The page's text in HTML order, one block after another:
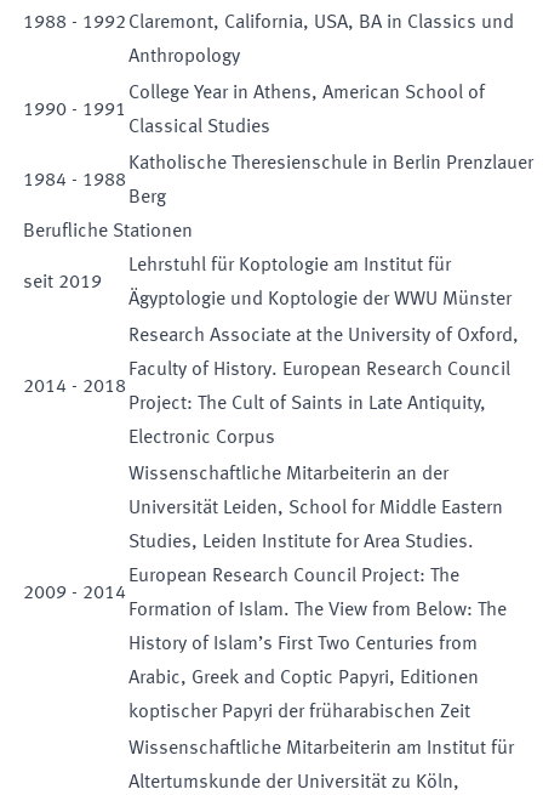
1988 - 1992 Claremont, California, USA, BA in Classics und
Anthropology
1990 - 1991
College Year in Athens, American School of
Classical Studies
1984 - 1988
Katholische Theresienschule in Berlin Prenzlauer
Berg
Berufliche Stationen
seit 2019
Lehrstuhl für Koptologie am Institut für
Ägyptologie und Koptologie der WWU Münster
2014 - 2018
Research Associate at the University of Oxford,
Faculty of History. European Research Council
Project: The Cult of Saints in Late Antiquity,
Electronic Corpus
2009 - 2014
Wissenschaftliche Mitarbeiterin an der
Universität Leiden, School for Middle Eastern
Studies, Leiden Institute for Area Studies.
European Research Council Project: The
Formation of Islam. The View from Below: The
History of Islam’s First Two Centuries from
Arabic, Greek and Coptic Papyri, Editionen
koptischer Papyri der früharabischen Zeit
Wissenschaftliche Mitarbeiterin am Institut für
Altertumskunde der Universität zu Köln,